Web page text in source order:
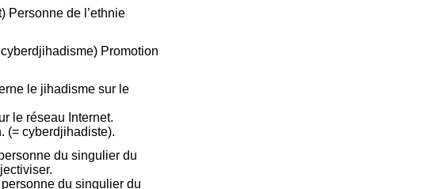
Personne de l’ethnie
cyberdjihadisme) Promotion
le jihadisme sur le
le réseau Internet.
(= cyberdjihadiste).
du singulier du
du singulier du